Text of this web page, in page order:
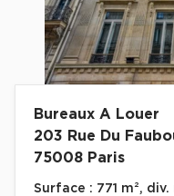
Bureaux A Louer
203 Rue Du
75008 Paris
Surface : 771 m²,